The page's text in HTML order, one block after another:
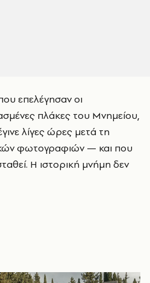
επελέγησαν οι
πλάκες του Μνημείου,
λίγες ώρες μετά τη
φωτογραφιών — και που
Η ιστορική μνήμη δεν